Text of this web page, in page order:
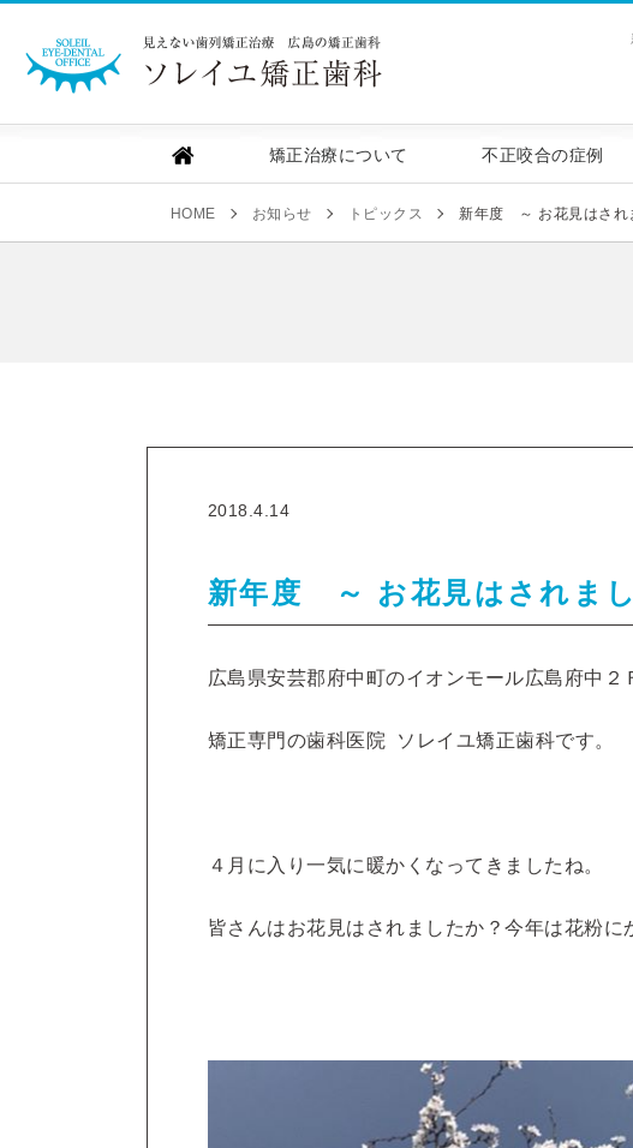
矯正治療について 不正咬合の症例
HOME お知らせ トピックス 新年度 ～ お花見はされ
2018.4.14
新年度 ～ お花見はされま
広島県安芸郡府中町のイオンモール広島府中２
矯正専門の歯科医院 ソレイユ矯正歯科です。
４月に入り一気に暖かくなってきましたね。
皆さんはお花見はされましたか？今年は花粉に